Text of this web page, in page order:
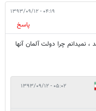
۰۴:۱۹ - ۱۳۹۳/۰۹/۱۲
پاسخ
چرا دولت آلمان آنها
۰۵:۰۲ - ۱۳۹۳/۰۹/۱۲